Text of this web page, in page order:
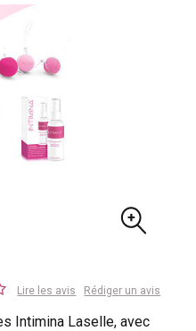
Lire les avis Rédiger un avis
Intimina Laselle, avec